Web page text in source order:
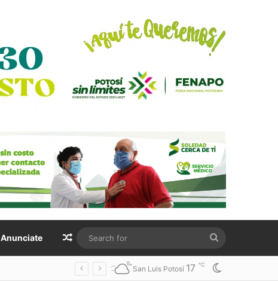
Anunciate Random Article
for
San Luis Potosí 17 ℃